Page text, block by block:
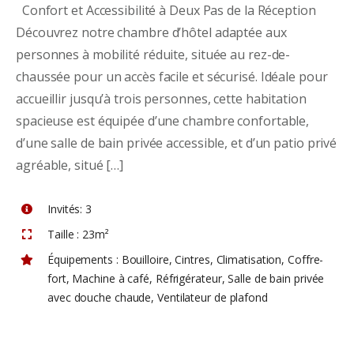
Confort et Accessibilité à Deux Pas de la Réception
Découvrez notre chambre d’hôtel adaptée aux
personnes à mobilité réduite, située au rez-de-
chaussée pour un accès facile et sécurisé. Idéale pour
accueillir jusqu’à trois personnes, cette habitation
spacieuse est équipée d’une chambre confortable,
d’une salle de bain privée accessible, et d’un patio privé
agréable, situé […]
Invités: 3
Taille : 23m²
Équipements : Bouilloire,Cintres, Climatisation,Coffre-
fort, Machine à café, Réfrigérateur,Salle de bain privée
avec douche chaude,Ventilateur de plafond